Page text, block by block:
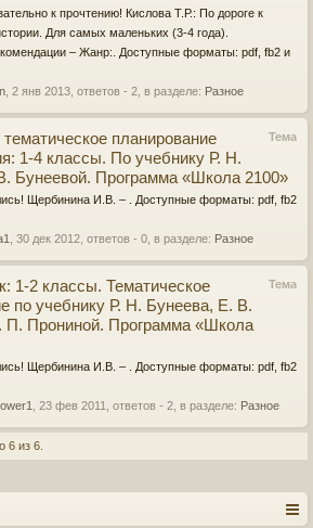
к прочтению! Кислова Т.Р.: По дороге к
Для самых маленьких (3-4 года).
– Жанр:. Доступные форматы: pdf, fb2 и
2 янв 2013 , ответов - 2, в разделе: Разное
Тема
тематическое планирование
1-4 классы. По учебнику Р. Н.
Бунеевой. Программа «Школа 2100»
Щербинина И.В. – . Доступные форматы: pdf, fb2
30 дек 2012 , ответов - 0, в разделе: Разное
Тема
1-2 классы. Тематическое
по учебнику Р. Н. Бунеева, Е. В.
П. Прониной. Программа «Школа
Щербинина И.В. – . Доступные форматы: pdf, fb2
23 фев 2011 , ответов - 2, в разделе: Разное
6 из 6.